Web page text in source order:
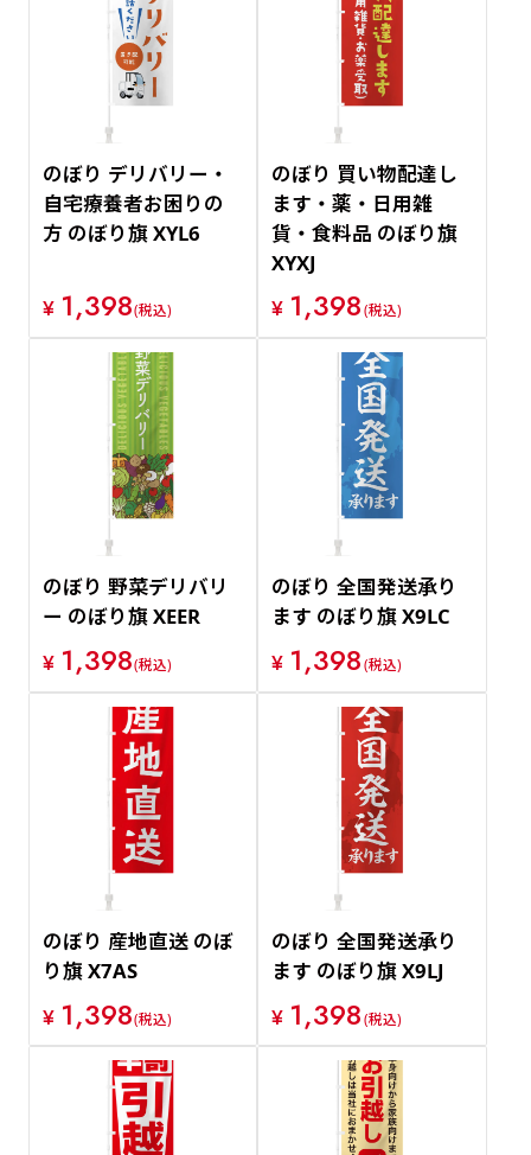
のぼり デリバリー・
自宅療養者お困りの
方 のぼり旗 XYL6
¥ 1,398(税込)
のぼり 買い物配達し
ます・薬・日用雑
貨・食料品 のぼり旗
XYXJ
¥ 1,398(税込)
のぼり 野菜デリバリ
ー のぼり旗 XEER
¥ 1,398(税込)
のぼり 全国発送承り
ます のぼり旗 X9LC
¥ 1,398(税込)
のぼり 産地直送 のぼ
り旗 X7AS
¥ 1,398(税込)
のぼり 全国発送承り
ます のぼり旗 X9LJ
¥ 1,398(税込)